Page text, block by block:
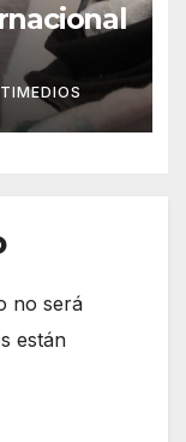
no será
están